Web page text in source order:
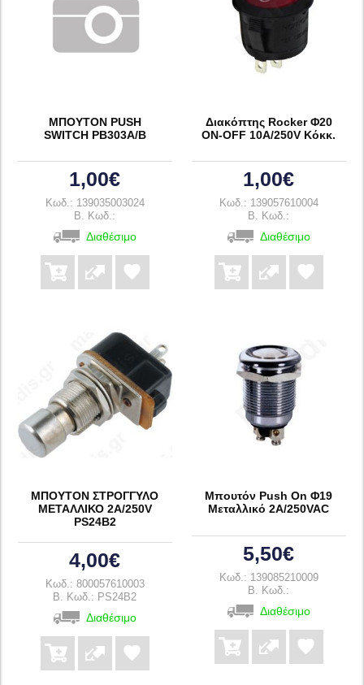
ΜΠΟΥΤΟΝ PUSH
SWITCH ΡΒ303Α/Β
1,00€
Κωδ.: 139035003024
B. Κωδ.:
Διαθέσιμο
Διακόπτης Rocker Φ20
ON-OFF 10A/250V Κόκκ.
1,00€
Κωδ.: 139057610004
B. Κωδ.:
Διαθέσιμο
ΜΠΟΥΤΟΝ ΣΤΡΟΓΓΥΛΟ
ΜΕΤΑΛΛΙΚΟ 2A/250V
PS24B2
4,00€
Κωδ.: 800057610003
B. Κωδ.: PS24B2
Διαθέσιμο
Μπουτόν Push On Φ19
Μεταλλικό 2A/250VAC
5,50€
Κωδ.: 139085210009
B. Κωδ.:
Διαθέσιμο